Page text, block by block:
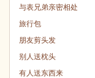
与表兄弟亲密相处
旅行包
朋友剪头发
别人送枕头
有人送东西来